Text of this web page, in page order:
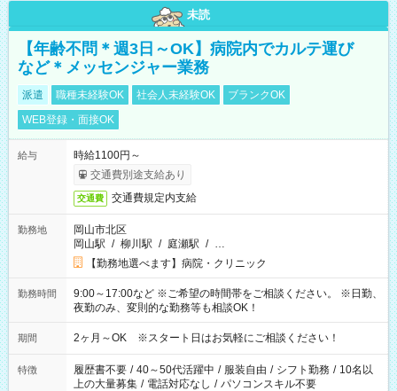
未読
【年齢不問＊週3日～OK】病院内でカルテ運び
など＊メッセンジャー業務
派遣 職種未経験OK 社会人未経験OK
ブランクOK
WEB登録・面接OK
給与
時給1100円～
交通費別途支給あり
交通費 交通費規定内支給
勤務地
岡山市北区
岡山駅 / 柳川駅 / 庭瀬駅 / …
【勤務地選べます】病院・クリニック
勤務時間
9:00～17:00など ※ご希望の時間帯をご相談ください。 ※日勤、
夜勤のみ、変則的な勤務等も相談OK！
期間 2ヶ月～OK ※スタート日はお気軽にご相談ください！
特徴 履歴書不要 / 40～50代活躍中 / 服装自由 / シフト勤務 / 10名以
上の大量募集 / 電話対応なし / パソコンスキル不要